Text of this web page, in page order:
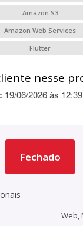
Amazon S3
Amazon Web Services
Flutter
nesse
19/06/2026 às 12:39
Fechado
Web,